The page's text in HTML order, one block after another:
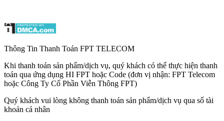
Thông Tin Thanh Toán FPT TELECOM
Khi thanh toán sản phẩm/dịch vụ, quý khách có thể thực hiện thanh
toán qua ứng dụng HI FPT hoặc Code (đơn vị nhận: FPT Telecom
hoặc Công Ty Cổ Phần Viễn Thông FPT)
Quý khách vui lòng không thanh toán sản phẩm/dịch vụ qua số tài
khoản cá nhân